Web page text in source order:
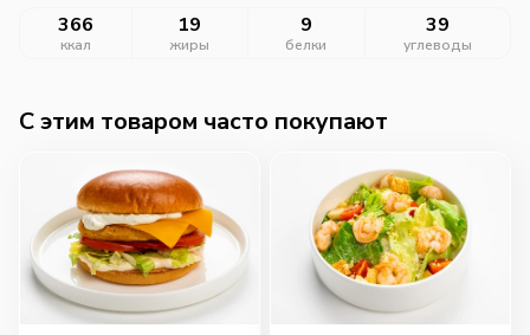
366
ккал
19
жиры
9
белки
39
углеводы
C этим товаром часто покупают